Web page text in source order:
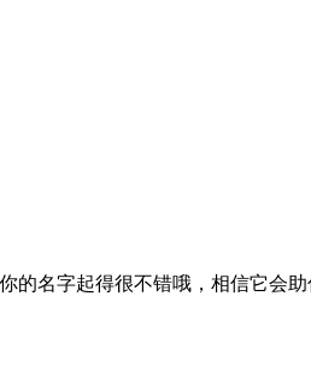
的名字起得很不错哦，相信它会助